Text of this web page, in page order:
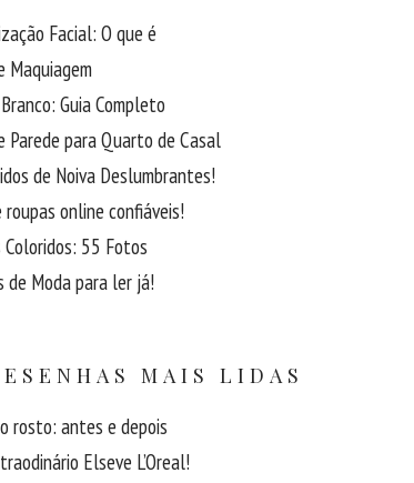
Facial: O que é
Maquiagem
Guia Completo
Parede para Quarto de Casal
de Noiva Deslumbrantes!
roupas online confiáveis!
Coloridos: 55 Fotos
de Moda para ler já!
MAIS LIDAS
rosto: antes e depois
Elseve L’Oreal!